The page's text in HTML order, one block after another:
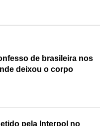
de brasileira nos
deixou o corpo
pela Interpol no